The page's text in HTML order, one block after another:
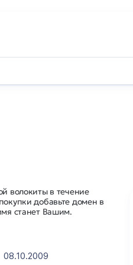
волокиты в течение
добавьте домен в
станет Вашим.
08.10.2009